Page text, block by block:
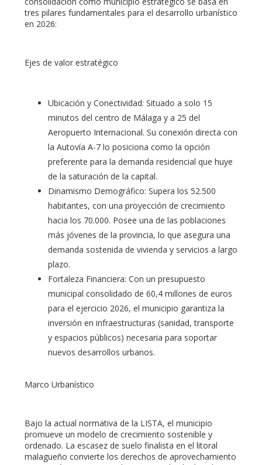
tres pilares fundamentales para el desarrollo urbanístico
en 2026:
Ejes de valor estratégico
Ubicación y Conectividad: Situado a solo 15
minutos del centro de Málaga y a 25 del
Aeropuerto Internacional. Su conexión directa con
la Autovía A-7 lo posiciona como la opción
preferente para la demanda residencial que huye
de la saturación de la capital.
Dinamismo Demográfico: Supera los 52.500
habitantes, con una proyección de crecimiento
hacia los 70.000. Posee una de las poblaciones
más jóvenes de la provincia, lo que asegura una
demanda sostenida de vivienda y servicios a largo
plazo.
Fortaleza Financiera: Con un presupuesto
municipal consolidado de 60,4 millones de euros
para el ejercicio 2026, el municipio garantiza la
inversión en infraestructuras (sanidad, transporte
y espacios públicos) necesaria para soportar
nuevos desarrollos urbanos.
Marco Urbanístico
Bajo la actual normativa de la LISTA, el municipio
promueve un modelo de crecimiento sostenible y
ordenado. La escasez de suelo finalista en el litoral
malagueño convierte los derechos de aprovechamiento